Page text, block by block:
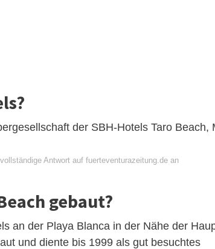
der SBH-Hotels Taro Beach,
Antwort auf fuerteventurazeitung.de an
gebaut?
an der Playa Blanca in der Nähe der
und diente bis 1999 als gut besuchtes